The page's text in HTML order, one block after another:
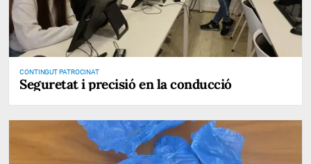
CONTINGUT PATROCINAT
Seguretat i precisió en la conducció